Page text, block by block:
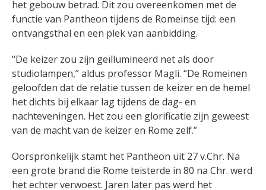
het gebouw betrad. Dit zou overeenkomen met de
functie van Pantheon tijdens de Romeinse tijd: een
ontvangsthal en een plek van aanbidding.
“De keizer zou zijn geïllumineerd net als door
studiolampen,” aldus professor Magli. “De Romeinen
geloofden dat de relatie tussen de keizer en de hemel
het dichts bij elkaar lag tijdens de dag- en
nachteveningen. Het zou een glorificatie zijn geweest
van de macht van de keizer en Rome zelf.”
Oorspronkelijk stamt het Pantheon uit 27 v.Chr. Na
een grote brand die Rome teisterde in 80 na Chr. werd
het echter verwoest. Jaren later pas werd het